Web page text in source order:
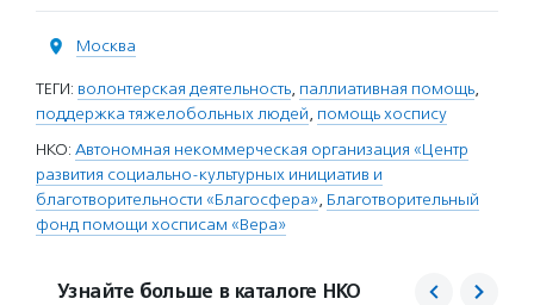
Москва
ТЕГИ: волонтерская деятельность, паллиативная помощь,
поддержка тяжелобольных людей, помощь хоспису
НКО: Автономная некоммерческая организация «Центр
развития социально-культурных инициатив и
благотворительности «Благосфера», Благотворительный
фонд помощи хосписам «Вера»
Узнайте больше в каталоге НКО